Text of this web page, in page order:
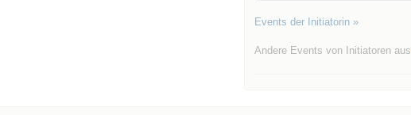
Events der Initiatorin »
Andere Events von Initiatoren aus